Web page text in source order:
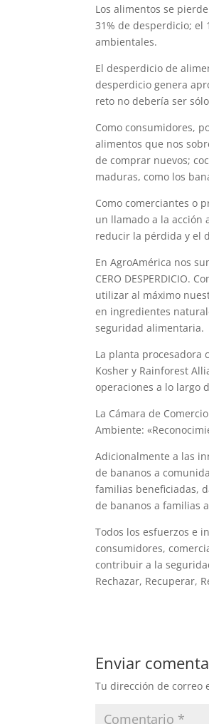
Los alimentos se
31% de desperdicio; el
ambientales.
El desperdicio de
desperdicio genera
reto no debería ser
Como consumidores,
alimentos que nos
de comprar nuevos;
maduras, como los
Como comerciantes o
un llamado a la acción
reducir la pérdida y el
En AgroAmérica nos
CERO
utilizar al máximo
en ingredientes
seguridad alimentaria.
La planta procesadora
Kosher y Rainforest
operaciones a lo largo
La Cámara de
Ambiente:
Adicionalmente a las
de bananos a
familias beneficiadas,
de bananos a familias
Todos los esfuerzos e
consumidores,
contribuir a la
Rechazar, Recuperar,
Enviar
Tu dirección de correo